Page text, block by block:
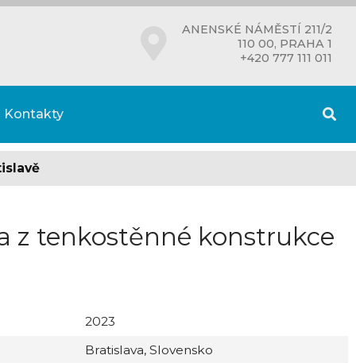
ANENSKÉ NÁMĚSTÍ 211/2
110 00, PRAHA 1
+420 777 111 011
Kontakty
z tenkostěnné konstrukce
2023
Bratislava, Slovensko